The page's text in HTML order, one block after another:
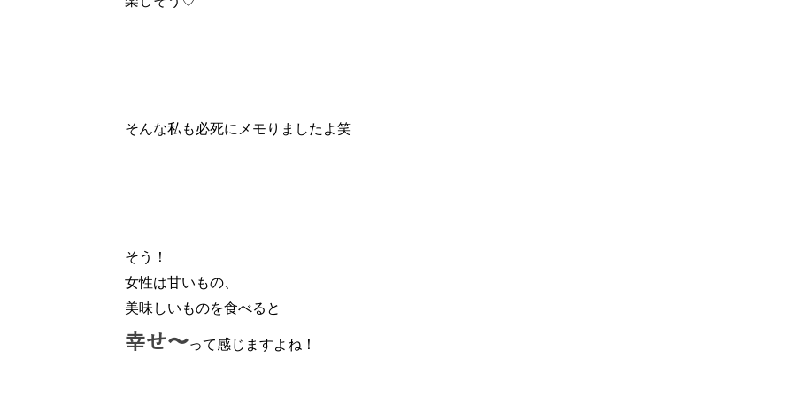
そんな私も必死にメモりましたよ笑
そう！
女性は甘いもの、
美味しいものを食べると
幸せ〜って感じますよね！